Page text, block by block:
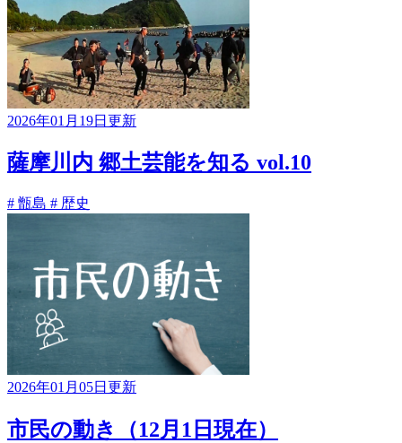
2026年01月19日更新
薩摩川内 郷土芸能を知る vol.10
# 甑島 # 歴史
2026年01月05日更新
市民の動き（12月1日現在）